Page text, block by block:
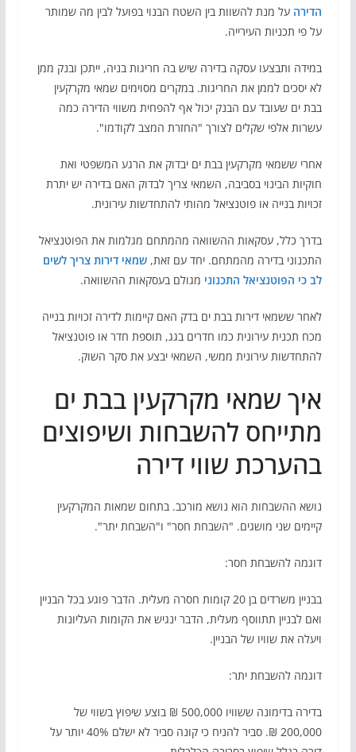
הדירה על מנת להשוות בין השטח הבנוי בפועל לבין מה שמותר
על פי תכניות העירייה.
במידה ותבצעו עסקה בדירה שיש בה חריגות בניה, ייתכן ובנק ממן
לא יסכים לממן את החריגות. במקרים מסוימים שמאי מקרקעין
בבת ים שעובד עם הבנק יכול אף להפחית משווי הדירה כמה
עשרות אלפי שקלים לצורך "החזרת המצב לקודמו".
אחרי ששמאי מקרקעין בבת ים יבדוק את הרגע המשפטי ואת
חוקיות הבינוי בסביבה, השמאי צריך לבדוק האם בדירה יש יתרת
זכויות בנייה או פוטנציאל מהותי להתחדשות עירונית.
בדרך כלל, עסקאות ההשוואה מהמתחם מגלמות את הפוטנציאל
התכנוני בדירה מהמתחם. יחד עם זאת, שמאי דירות צריך לשים
לב כי הפוטנציאל התכנוני מגולם בעסקאות ההשוואה.
לאחר ששמאי דירות בבת ים בדק האם קיימות לדירה זכויות בנייה
מכח תכנית עירונית כמו חדרים בגג, תוספת חדר או פוטנציאל
להתחדשות עירונית ממשי, השמאי יבצע את סקר השוק.
איך שמאי מקרקעין בבת ים
מתייחס להשבחות ושיפוצים
בהערכת שווי דירה
נושא ההשבחות הוא נושא מורכב. בתחום שמאות המקרקעין
קיימים שני מושגים. "השבחת חסר" ו"השבחת יתר".
דוגמה להשבחת חסר:
בבניין משרדים בן 20 קומות חסרה מעלית. הדבר פוגע בכל הבניין
ואם לבניין תתווסף מעלית, הדבר ינגיש את הקומות העליונות
ויעלה את שוויו של הבניין.
דוגמה להשבחת יתר:
בדירה בדימונה ששוויו 500,000 ₪ בוצע שיפוץ בשווי של
200,000 ₪. סביר להניח כי קונה סביר לא ישלם 40% יותר על